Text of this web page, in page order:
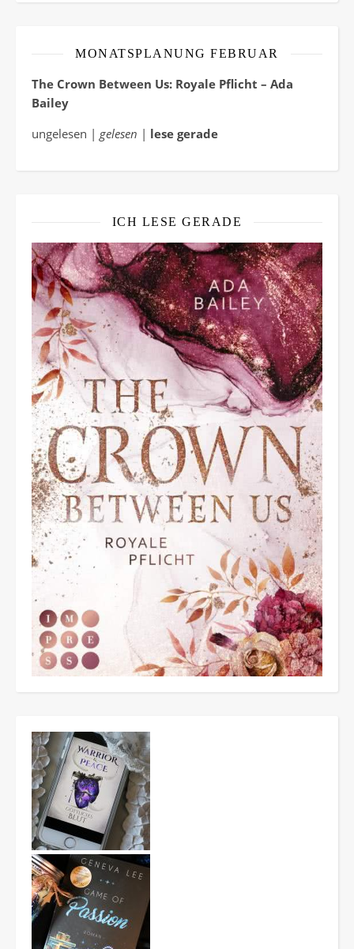
MONATSPLANUNG FEBRUAR
The Crown Between Us: Royale Pflicht – Ada
Bailey
ungelesen | gelesen | lese gerade
ICH LESE GERADE